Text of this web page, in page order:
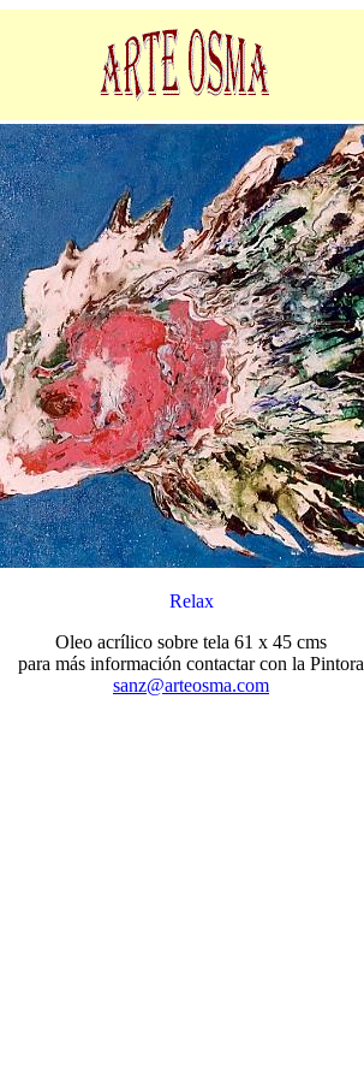
Relax
Oleo acrílico sobre tela 61 x 45 cms
para más información contactar con la Pintora
sanz@arteosma.com